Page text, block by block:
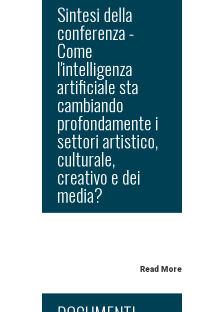
Sintesi della
conferenza -
Come
l'intelligenza
artificiale sta
cambiando
profondamente i
settori artistico,
culturale,
creativo e dei
media?
…
Read More